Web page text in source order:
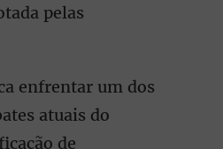
pelas
enfrentar um dos
atuais do
de